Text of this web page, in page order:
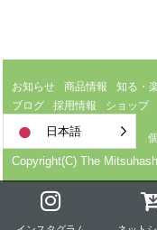
お知らせ 商品情報 知る・
ブログ
採用情報 ショップ
サイトのご利用について
Copyright(C) The
日本語